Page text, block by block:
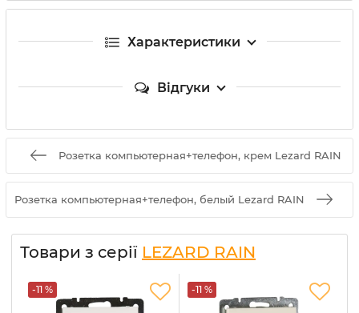
Характеристики
Відгуки
Розетка компьютерная+телефон, крем Lezard RAIN
Розетка компьютерная+телефон, белый Lezard RAIN
Товари з серії LEZARD RAIN
-11 % -11 %